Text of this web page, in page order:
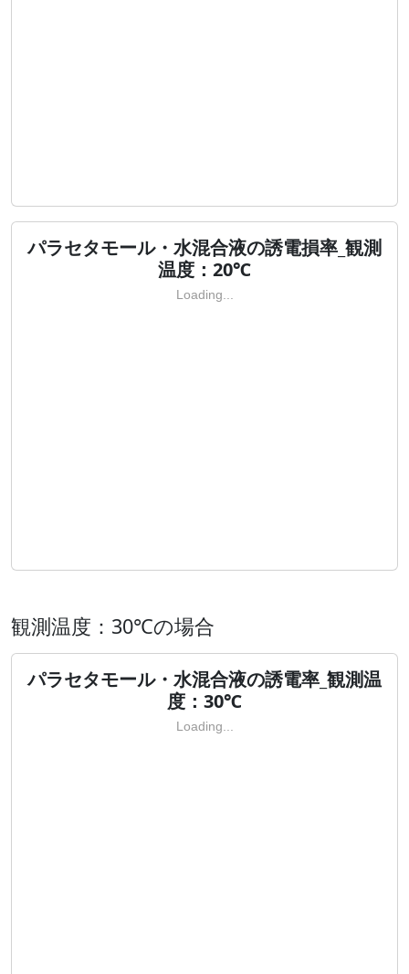
パラセタモール・水混合液の誘電損率_観測
温度：20℃
Loading...
観測温度：30℃の場合
パラセタモール・水混合液の誘電率_観測温
度：30℃
Loading...